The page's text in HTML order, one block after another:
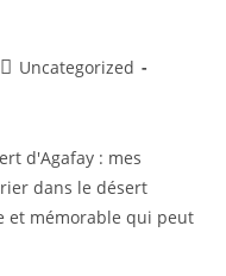
Uncategorized
d'Agafay : mes
dans le désert
et mémorable qui peut